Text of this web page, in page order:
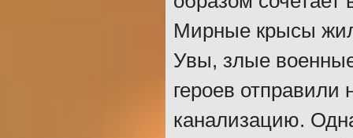
Мирные крысы
Увы, злые
героев
канализацию.